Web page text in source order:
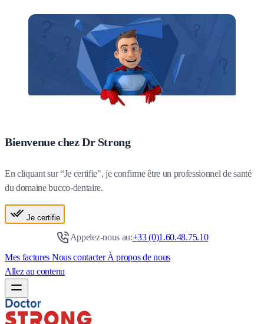
Bienvenue chez Dr Strong
En cliquant sur “Je certifie", je confirme être un professionnel de santé
du domaine bucco-dentaire.
Je certifie
Appelez-nous au:+33 (0)1.60.48.75.10
Mes factures Nous contacterÀ propos de nous
Allez au contenu